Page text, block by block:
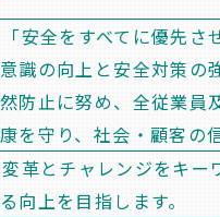
「安全をすべてに優先
意識の向上と安全対策の
然防止に努め、全従業員
康を守り、社会・顧客の
変革とチャレンジをキー
る向上を目指します。